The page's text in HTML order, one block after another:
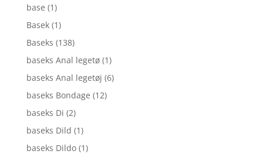
base (1)
Basek (1)
Baseks (138)
baseks Anal legetø (1)
baseks Anal legetøj (6)
baseks Bondage (12)
baseks Di (2)
baseks Dild (1)
baseks Dildo (1)